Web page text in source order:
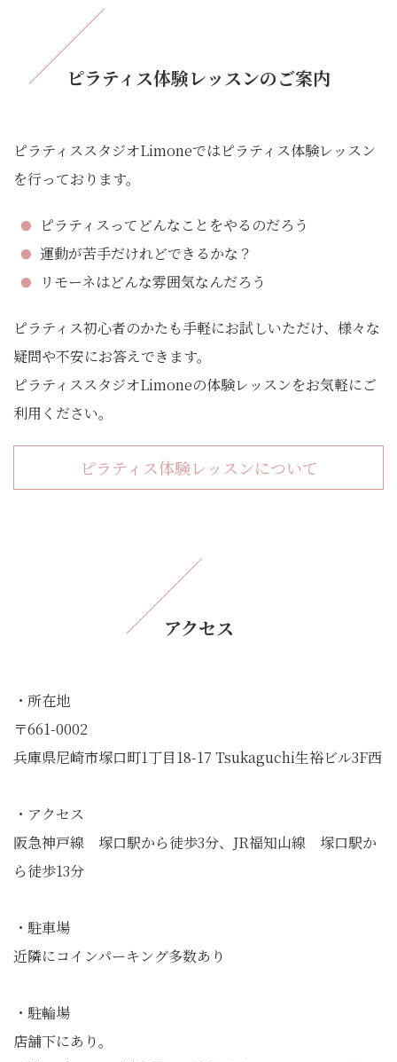
ピラティス体験レッスンのご案内
ピラティススタジオLimoneではピラティス体験レッスン
を行っております。
ピラティスってどんなことをやるのだろう
運動が苦手だけれどできるかな？
リモーネはどんな雰囲気なんだろう
ピラティス初心者のかたも手軽にお試しいただけ、様々な
疑問や不安にお答えできます。
ピラティススタジオLimoneの体験レッスンをお気軽にご
利用ください。
ピラティス体験レッスンについて
アクセス
・所在地
〒661-0002
兵庫県尼崎市塚口町1丁目18-17 Tsukaguchi生裕ビル3F西
・アクセス
阪急神戸線 塚口駅から徒歩3分、JR福知山線 塚口駅か
ら徒歩13分
・駐車場
近隣にコインパーキング多数あり
・駐輪場
店舗下にあり。